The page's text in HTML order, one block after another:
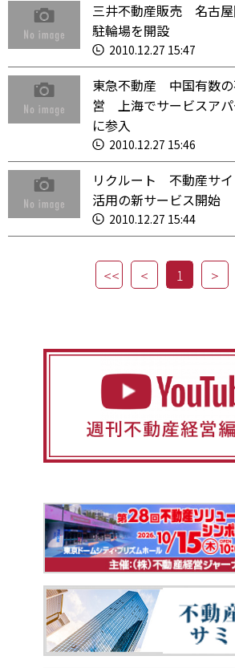
三井不動産販売 名古
駐輪場を開設
2010.12.27 15:47
東急不動産 中国有数
営 上海でサービスア
に参入
2010.12.27 15:46
リクルート 不動産サ
活用の新サービス開始
2010.12.27 15:44
1